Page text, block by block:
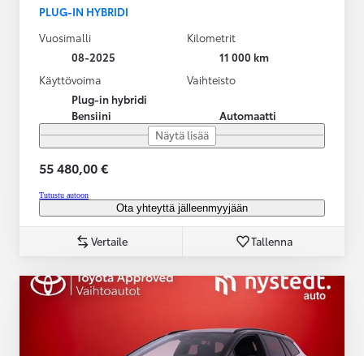
PLUG-IN HYBRIDI
Vuosimalli
08-2025
Kilometrit
11 000 km
Käyttövoima
Plug-in hybridi
Bensiini
Vaihteisto
Automaatti
Näytä lisää
55 480,00 €
Tutustu autoon
Ota yhteyttä jälleenmyyjään
Vertaile Tallenna